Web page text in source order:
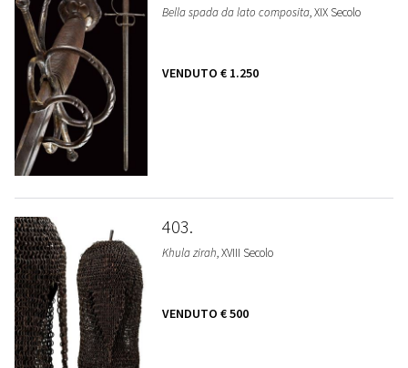
Bella spada da lato composita, XIX Secolo
VENDUTO € 1.250
403
Khula zirah, XVIII Secolo
VENDUTO € 500